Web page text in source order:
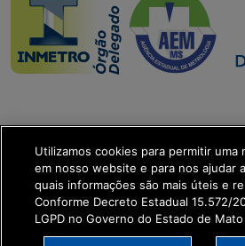
Transformação Digital
get_footer();
Utilizamos cookies para permitir uma
em nosso website e para nos ajudar
quais informações são mais úteis e
Conforme Decreto Estadual 15.572/
LGPD no Governo do Estado de